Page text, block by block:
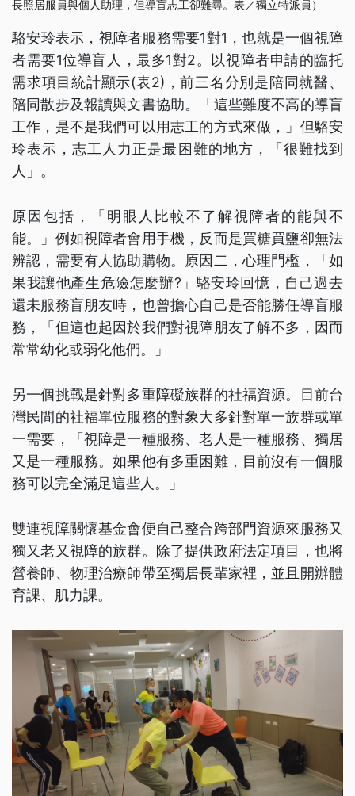
長照居服員與個人助理，但導盲志工卻難尋。表／獨立特派員）
駱安玲表示，視障者服務需要1對1，也就是一個視障
者需要1位導盲人，最多1對2。以視障者申請的臨托
需求項目統計顯示(表2)，前三名分別是陪同就醫、
陪同散步及報讀與文書協助。「這些難度不高的導盲
工作，是不是我們可以用志工的方式來做，」但駱安
玲表示，志工人力正是最困難的地方，「很難找到
人」。
原因包括，「明眼人比較不了解視障者的能與不
能。」例如視障者會用手機，反而是買糖買鹽卻無法
辨認，需要有人協助購物。原因二，心理門檻，「如
果我讓他產生危險怎麼辦?」駱安玲回憶，自己過去
還未服務盲朋友時，也曾擔心自己是否能勝任導盲服
務，「但這也起因於我們對視障朋友了解不多，因而
常常幼化或弱化他們。」
另一個挑戰是針對多重障礙族群的社福資源。目前台
灣民間的社福單位服務的對象大多針對單一族群或單
一需要，「視障是一種服務、老人是一種服務、獨居
又是一種服務。如果他有多重困難，目前沒有一個服
務可以完全滿足這些人。」
雙連視障關懷基金會便自己整合跨部門資源來服務又
獨又老又視障的族群。除了提供政府法定項目，也將
營養師、物理治療師帶至獨居長輩家裡，並且開辦體
育課、肌力課。